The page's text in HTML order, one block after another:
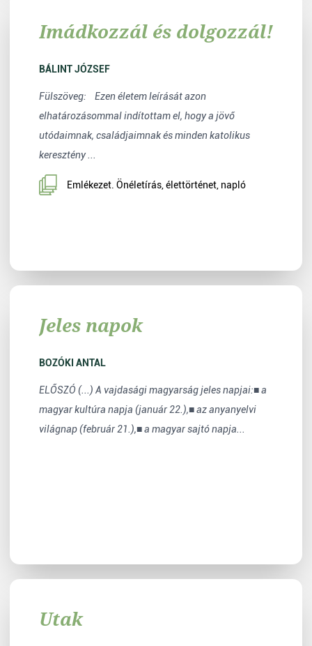
Imádkozzál és dolgozzál!
BÁLINT JÓZSEF
Fülszöveg: Ezen életem leírását azon
elhatározásommal indítottam el, hogy a jövő
utódaimnak, családjaimnak és minden katolikus
keresztény ...
Emlékezet. Önéletírás, élettörténet, napló
Jeles napok
BOZÓKI ANTAL
ELŐSZÓ (...) A vajdasági magyarság jeles napjai:■ a
magyar kultúra napja (január 22.),■ az anyanyelvi
világnap (február 21.),■ a magyar sajtó napja...
Utak